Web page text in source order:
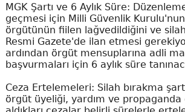
MGK Şartı ve 6 Aylık Süre:
geçmesi için Milli Güvenlik
örgütünün fiilen lağvedildiğini ve silah
Resmi Gazete'de ilan etmesi
ardından örgüt mensuplarına adli
başvurmaları için 6 aylık süre
Ceza Ertelemeleri: Silah bırakma
örgüt üyeliği, yardım ve propaganda